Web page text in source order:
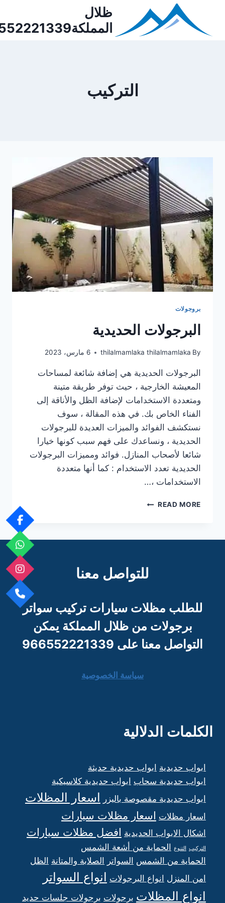
content
ظلال
المملكة0552221339
التركيب
بروجولات
البرجولات الحديدية
By
thilalmamlaka thilalmamlaka 6 مارس، 2023
البرجولات الحديدية هي إضافة شائعة لمساحات
المعيشة الخارجية ، حيث توفر طريقة متينة
ومتعددة الاستخدامات لإضافة الظل والأناقة إلى
الفناء الخاص بك. في هذه المقالة ، سوف
نستكشف الفوائد والميزات العديدة للبرجولات
الحديدية ، ونساعدك على فهم سبب كونها خيارا
شائعا لأصحاب المنازل. فوائد ومميزات البرجولات
الحديدية تعدد الاستخدام : كما أنها متعددة
الاستخدامات ،…
READ MOREالبرجولات
للتواصل معنا
للطلب مظلات سيارات تركيب سواتر
برجولات من ظلال المملكة يمكن
التواصل معنا على 966552221339
سياسة الخصوصية
الكلمات الدلالية
ابواب حديدية ابواب حديدية حديثة
ابواب حديدية سحاب ابواب حديدية كلاسيكية
ابواب حديدية مقصوصة باليزر اسعار المظلات
اسعار مظلات اسعار مظلات سيارات
اشكال الابواب الحديدية افضل مظلات سيارات
التركيب التنوع الحماية من أشعة الشمس
الحماية من الشمس السواتر الصلابة والمتانة الظل
امن المنزل انواع البرجولات انواع السواتر
انواع المظلات برجولات برجولات جلسات حديد